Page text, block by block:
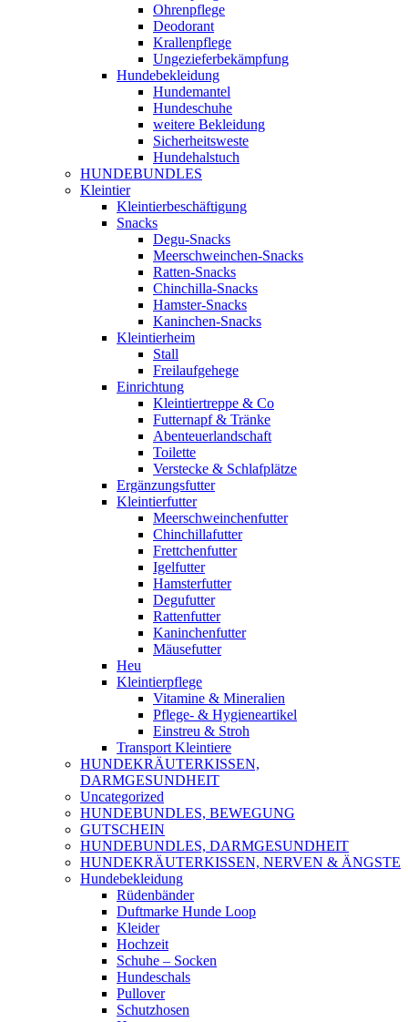
Ohrenpflege
Deodorant
Krallenpflege
Ungezieferbekämpfung
Hundebekleidung
Hundemantel
Hundeschuhe
weitere Bekleidung
Sicherheitsweste
Hundehalstuch
HUNDEBUNDLES
Kleintier
Kleintierbeschäftigung
Snacks
Degu-Snacks
Meerschweinchen-Snacks
Ratten-Snacks
Chinchilla-Snacks
Hamster-Snacks
Kaninchen-Snacks
Kleintierheim
Stall
Freilaufgehege
Einrichtung
Kleintiertreppe & Co
Futternapf & Tränke
Abenteuerlandschaft
Toilette
Verstecke & Schlafplätze
Ergänzungsfutter
Kleintierfutter
Meerschweinchenfutter
Chinchillafutter
Frettchenfutter
Igelfutter
Hamsterfutter
Degufutter
Rattenfutter
Kaninchenfutter
Mäusefutter
Heu
Kleintierpflege
Vitamine & Mineralien
Pflege- & Hygieneartikel
Einstreu & Stroh
Transport Kleintiere
HUNDEKRÄUTERKISSEN,
DARMGESUNDHEIT
Uncategorized
HUNDEBUNDLES, BEWEGUNG
GUTSCHEIN
HUNDEBUNDLES, DARMGESUNDHEIT
HUNDEKRÄUTERKISSEN, NERVEN & ÄNGSTE
Hundebekleidung
Rüdenbänder
Duftmarke Hunde Loop
Kleider
Hochzeit
Schuhe – Socken
Hundeschals
Pullover
Schutzhosen